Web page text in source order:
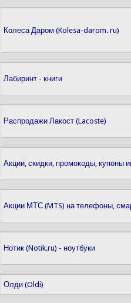
Колеса Даром (Kolesa-darom. ru)
Лабиринт - книги
Распродажи Лакост (Lacoste)
Акции, скидки, промокоды, купоны
Акции МТС (MTS) на телефоны,
Нотик (Notik.ru) - ноутбуки
Олди (Oldi)